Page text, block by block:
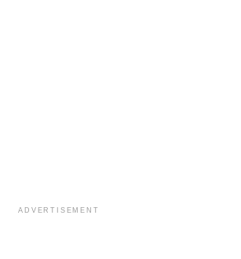
ADVERTISEMENT